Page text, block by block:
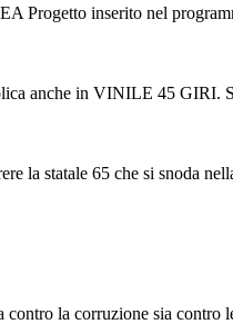
inserito nel
in VINILE 45 GIRI.
la statale 65 che si snoda
la corruzione sia